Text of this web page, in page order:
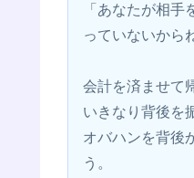
「あなたが相
っていないから
会計を済ませて
いきなり背後を
オバハンを背後
う。